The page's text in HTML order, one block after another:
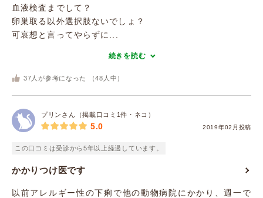
血液検査までして？
卵巣取る以外選択肢ないでしょ？
可哀想と言ってやらずに...
続きを読む
37 人が参考になった （48 人中）
プリンさん（掲載口コミ1件・ネコ）
2019年02月投稿
5.0
この口コミは受診から5年以上経過しています。
かかりつけ医です
以前アレルギー性の下痢で他の動物病院にかかり、週一で